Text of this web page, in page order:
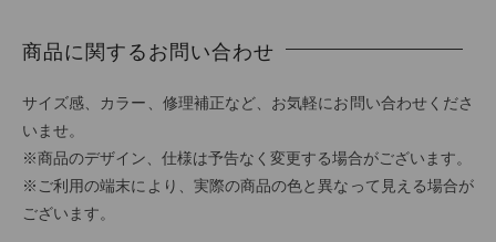
商品に関するお問い合わせ
サイズ感、カラー、修理補正など、お気軽にお問い合わせくださ
いませ。
※商品のデザイン、仕様は予告なく変更する場合がございます。
※ご利用の端末により、実際の商品の色と異なって見える場合が
ございます。